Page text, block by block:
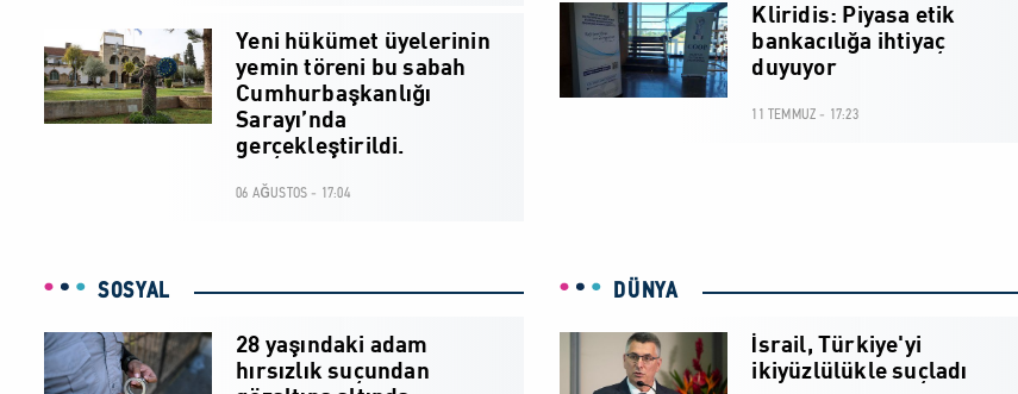
Yeni hükümet üyelerinin
yemin töreni bu sabah
Cumhurbaşkanlığı
Sarayı’nda
gerçekleştirildi.
06 AĞUSTOS - 17:04
Kliridis: Piyasa etik
bankacılığa ihtiyaç
duyuyor
11 TEMMUZ - 17:23
SOSYAL
28 yaşındaki adam
hırsızlık suçundan
DÜNYA
İsrail, Türkiye'yi
ikiyüzlülükle suçladı